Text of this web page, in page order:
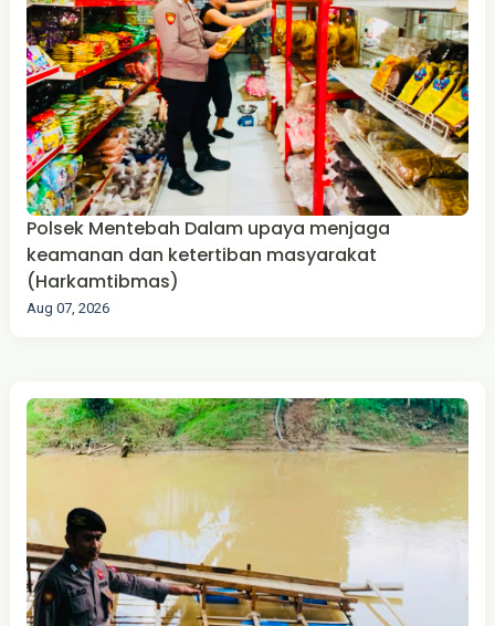
Polsek Mentebah Dalam upaya menjaga
keamanan dan ketertiban masyarakat
(Harkamtibmas)
Aug 07, 2026